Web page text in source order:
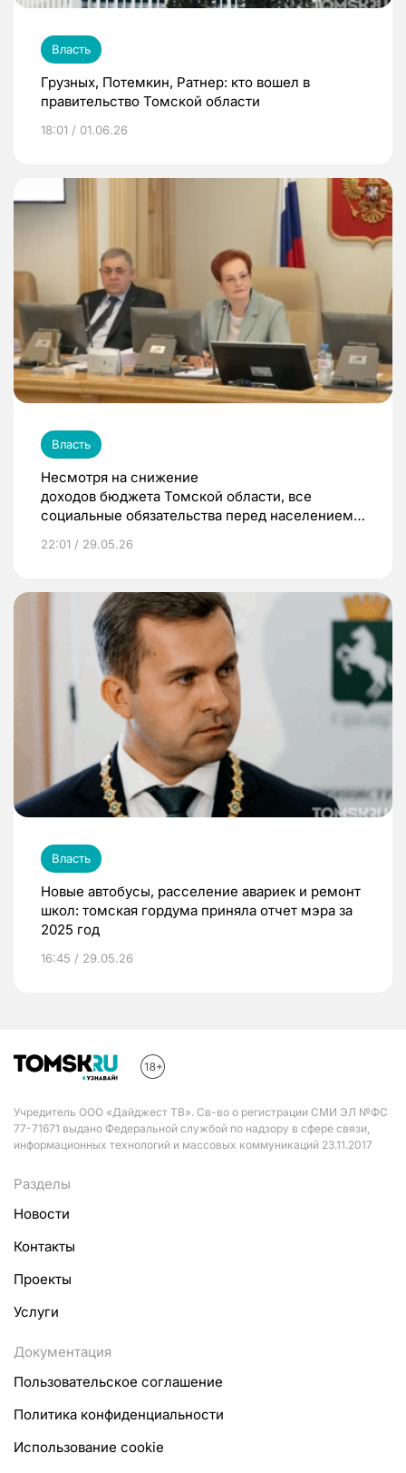
Власть
Грузных, Потемкин, Ратнер: кто вошел в
правительство Томской области
18:01 / 01.06.26
Власть
Несмотря на снижение
доходов бюджета Томской области, все
социальные обязательства перед населением
22:01 / 29.05.26
Власть
Новые автобусы, расселение авариек и ремонт
школ: томская гордума приняла отчет мэра за
2025 год
16:45 / 29.05.26
Учредитель ООО «Дайджест ТВ». Св-во о регистрации СМИ ЭЛ №ФС
77-71671 выдано Федеральной службой по надзору в сфере связи,
информационных технологий и массовых коммуникаций 23.11.2017
Разделы
Новости
Контакты
Проекты
Услуги
Документация
Пользовательское соглашение
Политика конфиденциальности
Использование cookie